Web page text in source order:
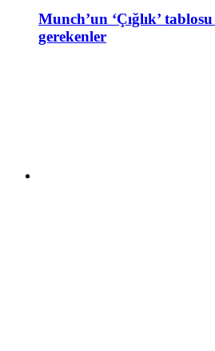
Munch’un ‘Çığlık’
gerekenler